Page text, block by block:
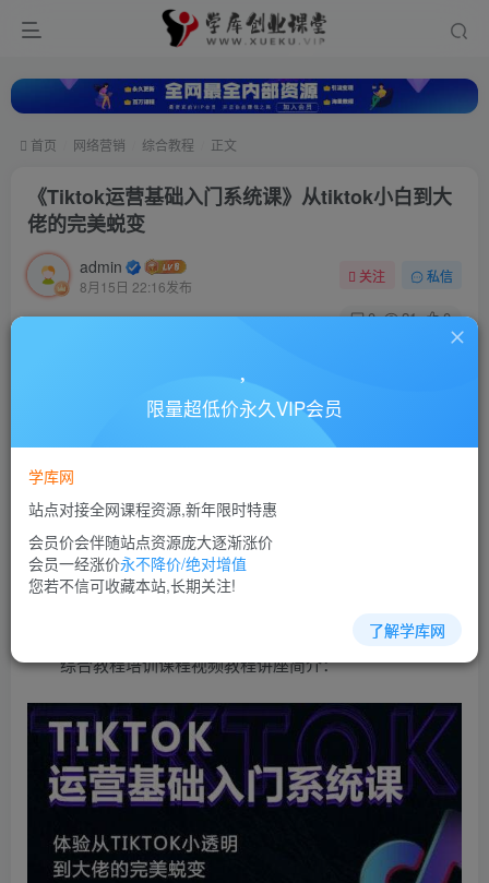
首页 网络营销 综合教程 正文
《Tiktok运营基础入门系统课》从tiktok小白到大
佬的完美蜕变
admin
8月15日 22:16发布
关注 私信
0 21 0
此内容为付费资源，请付费后查看
10
立即购买
您当前未登录！建议登陆后购买，可保存购买订单
综合教程培训课程视频教程讲座简介：
限量超低价永久VIP会员
学库网
站点对接全网课程资源,新年限时特惠
会员价会伴随站点资源庞大逐渐涨价
会员一经涨价永不降价/绝对增值
您若不信可收藏本站,长期关注!
了解学库网